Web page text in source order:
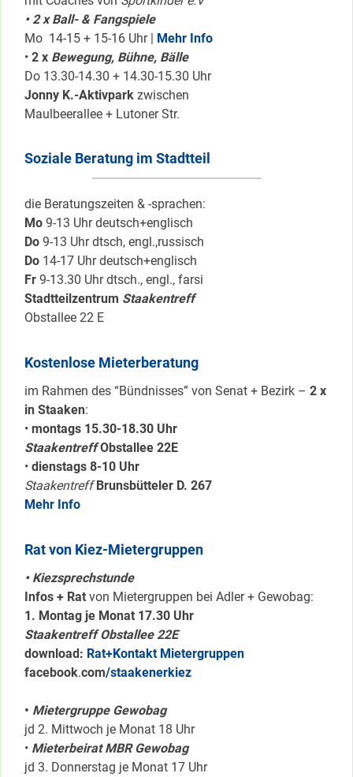
• 2 x Ball- & Fangspiele
Mo 14-15 + 15-16 Uhr | Mehr Info
• 2 x Bewegung, Bühne, Bälle
Do 13.30-14.30 + 14.30-15.30 Uhr
Jonny K.-Aktivpark zwischen
Maulbeerallee + Lutoner Str.
Soziale Beratung im Stadtteil
die Beratungszeiten & -sprachen:
Mo 9-13 Uhr deutsch+englisch
Do 9-13 Uhr dtsch, engl.,russisch
Do 14-17 Uhr deutsch+englisch
Fr 9-13.30 Uhr dtsch., engl., farsi
Stadtteilzentrum Staakentreff
Obstallee 22 E
Kostenlose Mieterberatung
im Rahmen des “Bündnisses” von Senat + Bezirk – 2 x
in Staaken:
• montags 15.30-18.30 Uhr
Staakentreff Obstallee 22E
• dienstags 8-10 Uhr
Staakentreff Brunsbütteler D. 267
Mehr Info
Rat von Kiez-Mietergruppen
• Kiezsprechstunde
Infos + Rat von Mietergruppen bei Adler + Gewobag:
1. Montag je Monat 17.30 Uhr
Staakentreff Obstallee 22E
download: Rat+Kontakt Mietergruppen
facebook.com/staakenerkiez
• Mietergruppe Gewobag
jd 2. Mittwoch je Monat 18 Uhr
• Mieterbeirat MBR Gewobag
jd 3. Donnerstag je Monat 17 Uhr